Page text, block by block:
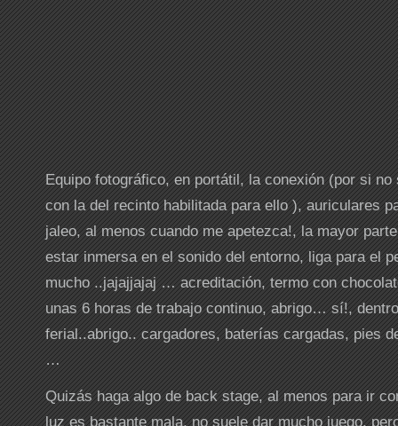
Equipo fotográfico, en portátil, la conexión (por si no
con la del recinto habilitada para ello ), auriculares
jaleo, al menos cuando me apetezca!, la mayor
estar inmersa en el sonido del entorno, liga para el
mucho ..jajajjajaj … acreditación, termo con
unas 6 horas de trabajo continuo, abrigo… sí!,
ferial..abrigo.. cargadores, baterías cargadas, pies
…
Quizás haga algo de back stage, al menos para ir
luz es bastante mala, no suele dar mucho juego,